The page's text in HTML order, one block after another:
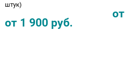
штук)
от 1 900 руб.
от